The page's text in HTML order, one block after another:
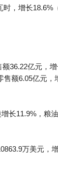
，增长18.6%
36.22亿元，
额6.05亿元
长11.9%，粮
万美元，